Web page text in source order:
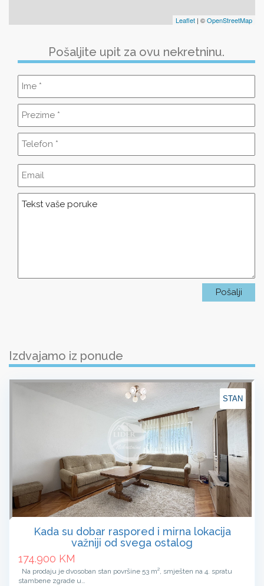
Leaflet | ©OpenStreetMap
Pošaljite upit za ovu nekretninu.
Izdvajamo iz ponude
STAN
Kada su dobar raspored i mirna lokacija
važniji od svega ostalog
174.900 KM
Na prodaju je dvosoban stan površine 53 m², smješten na 4. spratu
stambene zgrade u…